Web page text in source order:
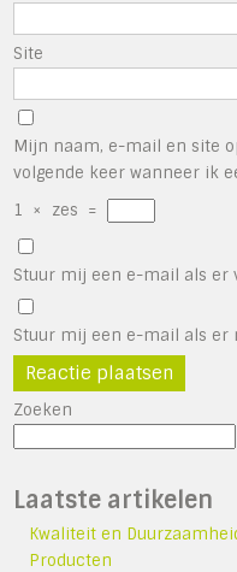
Site
Mijn naam, e-mail en site
volgende keer wanneer ik
1 × zes =
Stuur mij een e-mail als er
Stuur mij een e-mail als er
Zoeken
Laatste artikelen
Kwaliteit en
Producten